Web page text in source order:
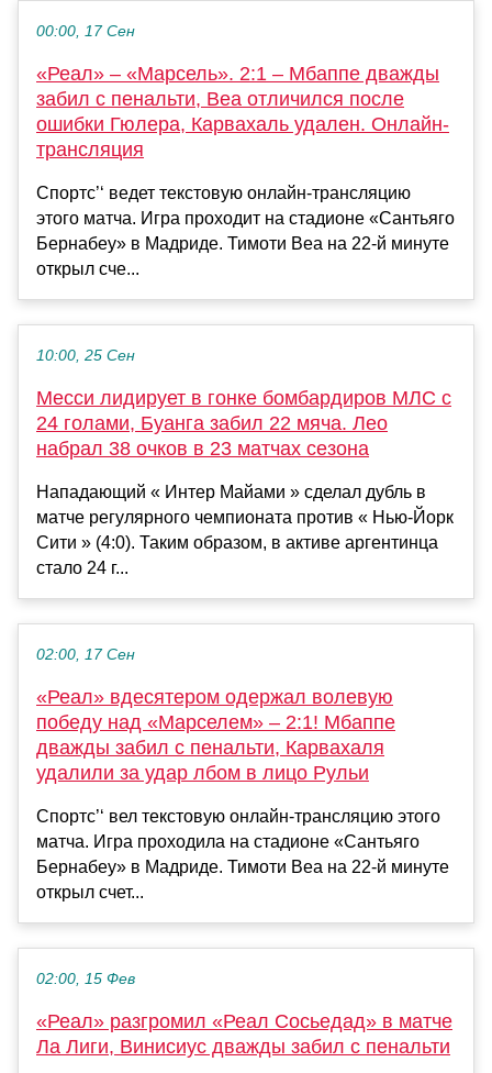
00:00, 17 Сен
«Реал» – «Марсель». 2:1 – Мбаппе дважды
забил с пенальти, Веа отличился после
ошибки Гюлера, Карвахаль удален. Онлайн-
трансляция
Спортс’‘ ведет текстовую онлайн-трансляцию
этого матча. Игра проходит на стадионе «Сантьяго
Бернабеу» в Мадриде. Тимоти Веа на 22-й минуте
открыл сче...
10:00, 25 Сен
Месси лидирует в гонке бомбардиров МЛС с
24 голами, Буанга забил 22 мяча. Лео
набрал 38 очков в 23 матчах сезона
Нападающий « Интер Майами » сделал дубль в
матче регулярного чемпионата против « Нью-Йорк
Сити » (4:0). Таким образом, в активе аргентинца
стало 24 г...
02:00, 17 Сен
«Реал» вдесятером одержал волевую
победу над «Марселем» – 2:1! Мбаппе
дважды забил с пенальти, Карвахаля
удалили за удар лбом в лицо Рульи
Спортс’‘ вел текстовую онлайн-трансляцию этого
матча. Игра проходила на стадионе «Сантьяго
Бернабеу» в Мадриде. Тимоти Веа на 22-й минуте
открыл счет...
02:00, 15 Фев
«Реал» разгромил «Реал Сосьедад» в матче
Ла Лиги, Винисиус дважды забил с пенальти